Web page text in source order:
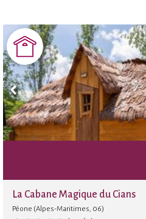
La Cabane Magique du Cians
Péone (Alpes-Maritimes, 06)